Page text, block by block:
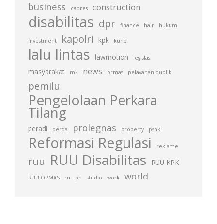
business capres construction
disabilitas dpr finance hair hukum
investment kapolri kpk kuhp
lalu lintas lawmotion legislasi
masyarakat mk news ormas pelayanan publik
pemilu
Pengelolaan Perkara
Tilang
peradi perda prolegnas property pshk
Reformasi Regulasi reklame
ruu RUU Disabilitas RUU KPK
RUU ORMAS ruu pd studio work world